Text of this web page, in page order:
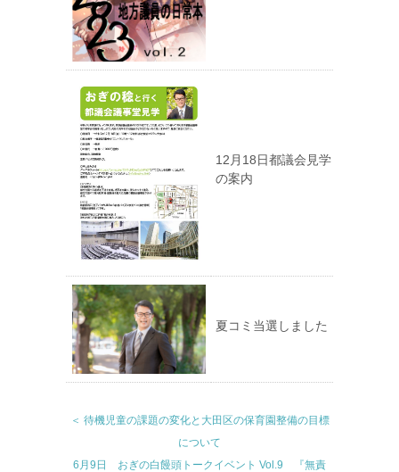
12月18日都議会見学
の案内
夏コミ当選しました
＜ 待機児童の課題の変化と大田区の保育園整備の目標
について
6月9日 おぎの白饅頭トークイベント Vol.9 『無責